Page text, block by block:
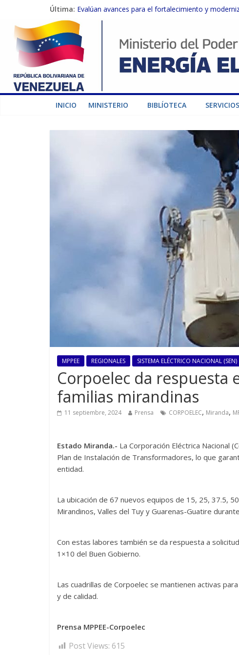
Última: Evalúan avances para el fortalecimiento y
Inspeccionan trabajos de rehabilitación en
Gobierno Nacional activa plan preventivo para
Termocarabobo recupera el 50% de su capacidad
Condecoran a trabajadores del sector eléctrico
INICIO MINISTERIO BIBLÍOTECA SERVICIOS
MPPEE REGIONALES SISTEMA ELÉCTRICO NACIONAL (SEN)
Corpoelec da respuesta
familias mirandinas
11 septiembre, 2024 Prensa CORPOELEC, Miranda,
Estado Miranda.- La Corporación Eléctrica Nacional
Plan de Instalación de Transformadores, lo que
entidad.
La ubicación de 67 nuevos equipos de 15, 25, 37.5,
Mirandinos, Valles del Tuy y Guarenas-Guatire
Con estas labores también se da respuesta a
1×10 del Buen Gobierno.
Las cuadrillas de Corpoelec se mantienen activas
y de calidad.
Prensa MPPEE-Corpoelec
Post Views: 615